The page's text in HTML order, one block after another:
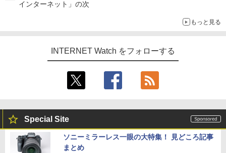
インターネット」の次
もっと見る
INTERNET Watch をフォローする
Special Site
ソニーミラーレス一眼の大特集！ 見どころ記事
まとめ